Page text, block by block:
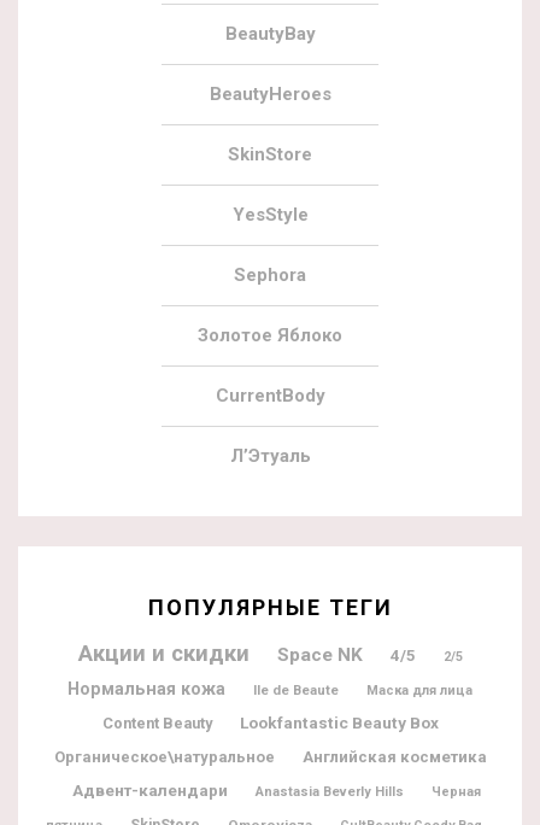
BeautyBay
BeautyHeroes
SkinStore
YesStyle
Sephora
Золотое Яблоко
CurrentBody
Л’Этуаль
ПОПУЛЯРНЫЕ ТЕГИ
Акции и скидки Space NK 4/5 2/5
Нормальная кожа Ile de Beaute Маска для лица
Content Beauty Lookfantastic Beauty Box
Органическое\натуральное Английская косметика
Адвент-календари Anastasia Beverly Hills Черная